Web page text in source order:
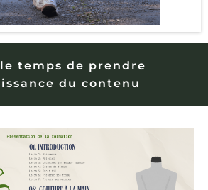
temps de prendre
du contenu